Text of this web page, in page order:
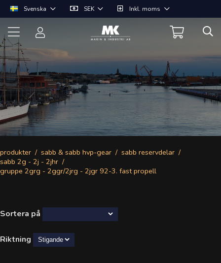
Svenska SEK Inkl. moms
produkter sabb & sabb hvp-gear
sabb reservdelar
sabb 2g - 2j - 2jhr
gruppe 2grg - 2ggr/2jrg - 2jgr 92-3. fast propell
Sortera på
Riktning